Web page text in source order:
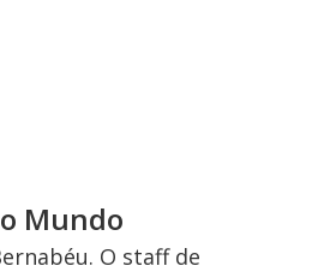
Mundo
O staff de